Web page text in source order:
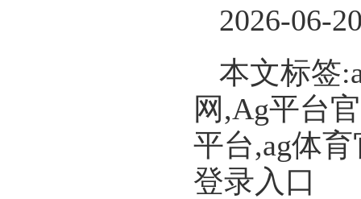
2026-06-
本文标签
网,Ag平台
平台,ag体
登录入口